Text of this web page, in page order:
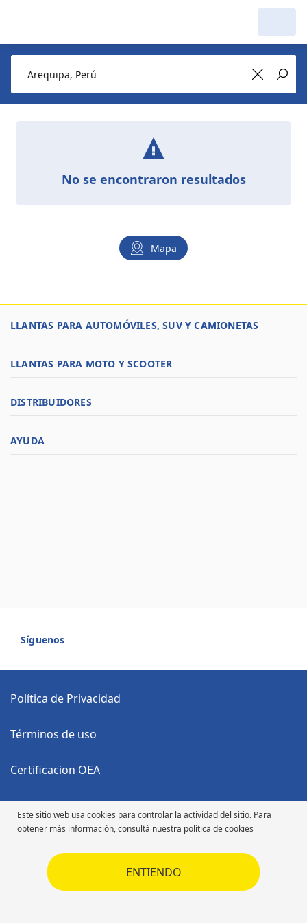
Este sitio web usa cookies para controlar la actividad del sitio. Para
obtener más información, consultá nuestra política de cookies
ENTIENDO
No se encontraron resultados
Mapa
LLANTAS PARA AUTOMÓVILES, SUV Y CAMIONETAS
LLANTAS PARA MOTO Y SCOOTER
DISTRIBUIDORES
AYUDA
Síguenos
Política de Privacidad
Términos de uso
Certificacion OEA
Código Anticorrupción
Código de Ética